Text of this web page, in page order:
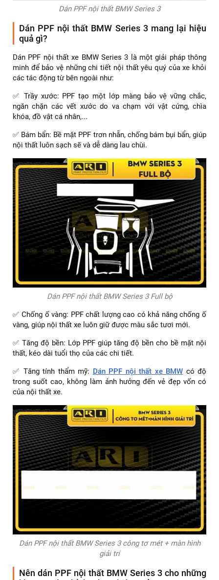
Dán PPF nội thất BMW Series 3
Dán PPF nội thất BMW Series 3 mang lại hiệu
quả gì?
Dán PPF nội thất xe BMW Series 3 là một giải pháp thông
minh để bảo vệ những chi tiết nội thất yêu quý của xe khỏi
các tác động từ bên ngoài như:
✅ Trầy xước: PPF tạo một lớp màng bảo vệ vững chắc,
ngăn chặn các vết xước do va chạm với vật cứng, chìa
khóa, đồ vật cá nhân,...
✅ Bám bẩn: Bề mặt PPF trơn nhẵn, chống bám bụi bẩn, giúp
nội thất luôn sạch sẽ và dễ dàng lau chùi.
Dán PPF nội thất BMW Series 3 Full bộ
✅ Chống ố vàng: PPF chất lượng cao có khả năng chống ố
vàng, giúp nội thất xe luôn giữ được màu sắc tươi mới.
✅ Tăng độ bền: Lớp PPF giúp tăng độ bền cho bề mặt nội
thất, kéo dài tuổi thọ của các chi tiết.
✅ Tăng tính thẩm mỹ: Dán PPF nội thất xe BMW có độ
trong suốt cao, không làm ảnh hưởng đến vẻ đẹp vốn có
của nội thất xe.
Dán PPF nội thất BMW Series 3 công tơ mét + màn hình
giải trí
Nên dán PPF nội thất BMW Series 3 cho những